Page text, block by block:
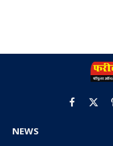
Facebook
X
NEWS